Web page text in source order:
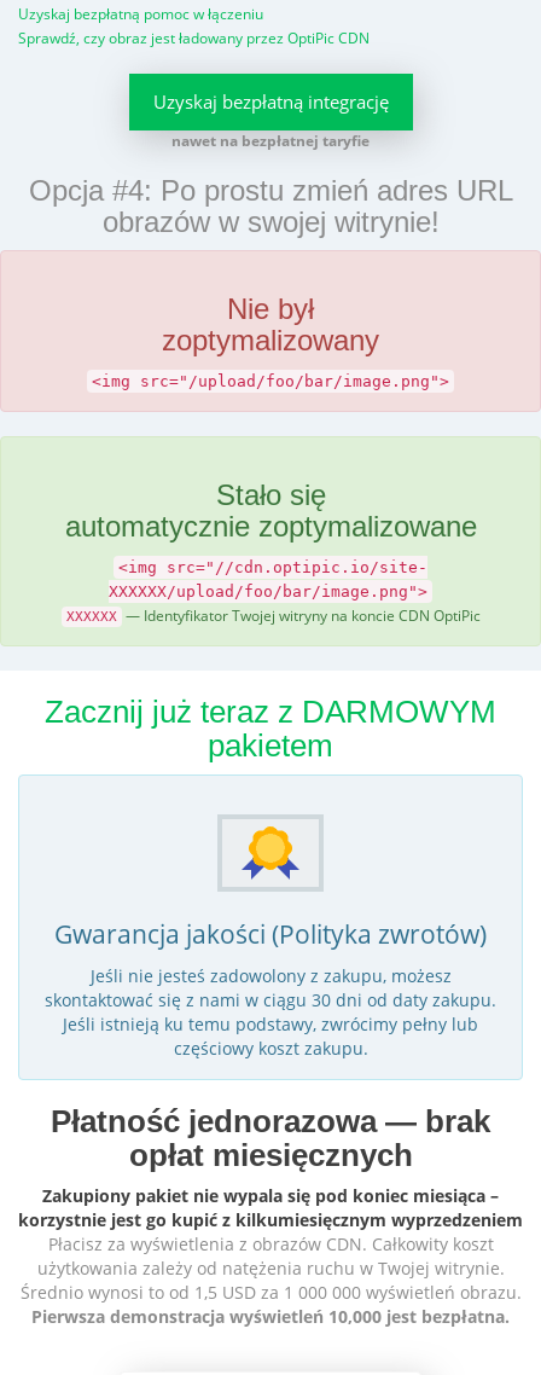
Uzyskaj bezpłatną pomoc w łączeniu
Sprawdź, czy obraz jest ładowany przez OptiPic CDN
Uzyskaj bezpłatną integrację
nawet na bezpłatnej taryfie
Opcja #4: Po prostu zmień adres URL
obrazów w swojej witrynie!
Nie był
zoptymalizowany
<img src="/upload/foo/bar/image.png">
Stało się
automatycznie zoptymalizowane
<img src="//cdn.optipic.io/site-
XXXXXX/upload/foo/bar/image.png">
XXXXXX — Identyfikator Twojej witryny na koncie CDN OptiPic
Zacznij już teraz z DARMOWYM
pakietem
Gwarancja jakości (Polityka zwrotów)
Jeśli nie jesteś zadowolony z zakupu, możesz
skontaktować się z nami w ciągu 30 dni od daty zakupu.
Jeśli istnieją ku temu podstawy, zwrócimy pełny lub
częściowy koszt zakupu.
Płatność jednorazowa — brak
opłat miesięcznych
Zakupiony pakiet nie wypala się pod koniec miesiąca –
korzystnie jest go kupić z kilkumiesięcznym wyprzedzeniem
Płacisz za wyświetlenia z obrazów CDN. Całkowity koszt
użytkowania zależy od natężenia ruchu w Twojej witrynie.
Średnio wynosi to od 1,5 USD za 1 000 000 wyświetleń obrazu.
Pierwsza demonstracja wyświetleń 10,000 jest bezpłatna.